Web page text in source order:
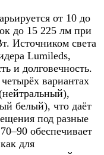
от 10 до
до 15 225 лм при
Источником света
Lumileds,
и долговечность.
вариантах
белый), что даёт
под разные
обеспечивает
для